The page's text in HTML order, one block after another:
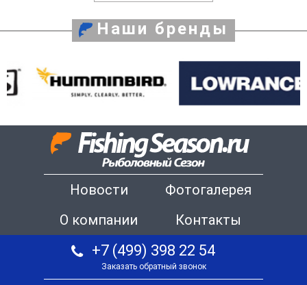
Наши бренды
Новости
Фотогалерея
О компании
Контакты
+7 (499) 398 22 54
Заказать обратный звонок